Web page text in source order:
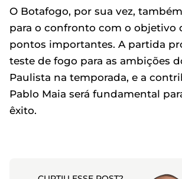
O Botafogo, por sua vez,
para o confronto com o objetivo
pontos importantes. A partida
teste de fogo para as ambições
Paulista na temporada, e a
Pablo Maia será fundamental
êxito.